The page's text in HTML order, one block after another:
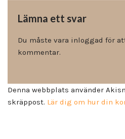
Lämna ett svar
Du måste vara inloggad för
kommentar.
Denna webbplats använder
skräppost. Lär dig om hur din